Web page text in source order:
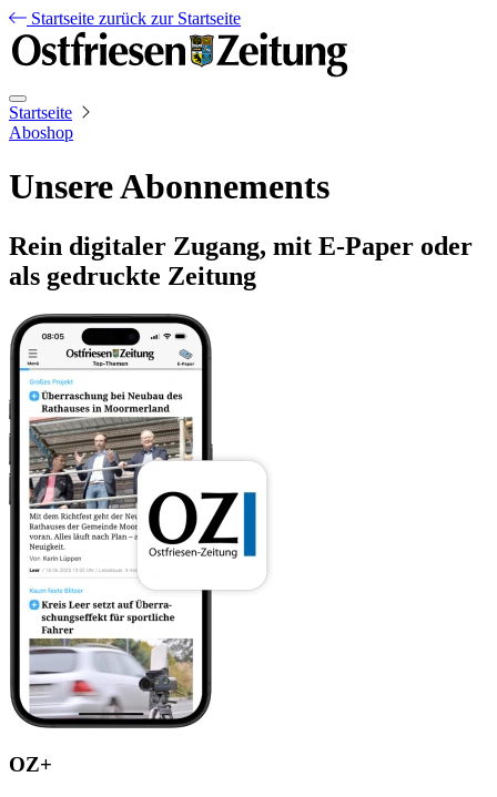
Startseite zurück zur Startseite
Startseite
Aboshop
Unsere Abonnements
Rein digitaler Zugang, mit E-Paper oder
als gedruckte Zeitung
OZ+